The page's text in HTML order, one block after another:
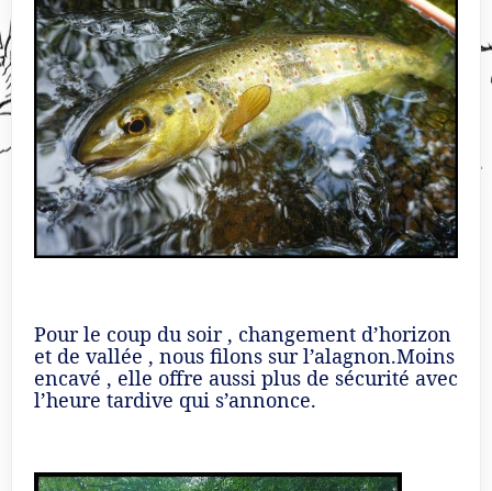
Pour le coup du soir , changement d’horizon
et de vallée , nous filons sur l’alagnon.Moins
encavé , elle offre aussi plus de sécurité avec
l’heure tardive qui s’annonce.